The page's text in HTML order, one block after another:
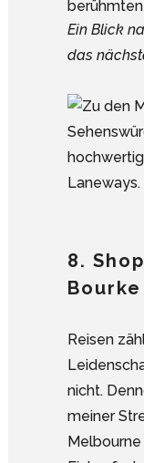
Ein Blick
das
8.
Reisen
nicht.
meiner